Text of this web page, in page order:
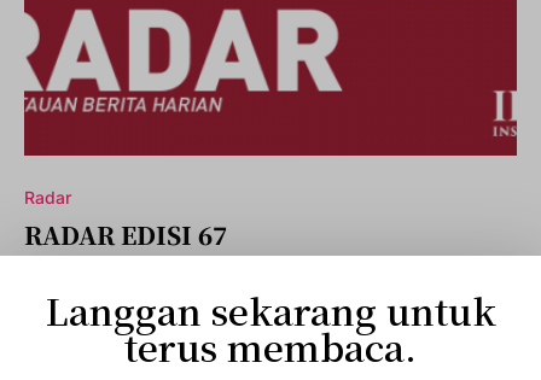
Radar
RADAR EDISI 67
DALAM NEGARA – Ekonomi 1. Telenor dan Axiata batalkan
hasrat…
Langgan sekarang untuk
terus membaca.